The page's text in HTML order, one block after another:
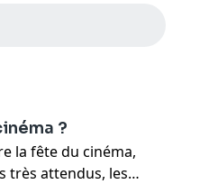
?
la fête du cinéma,
très attendus, les